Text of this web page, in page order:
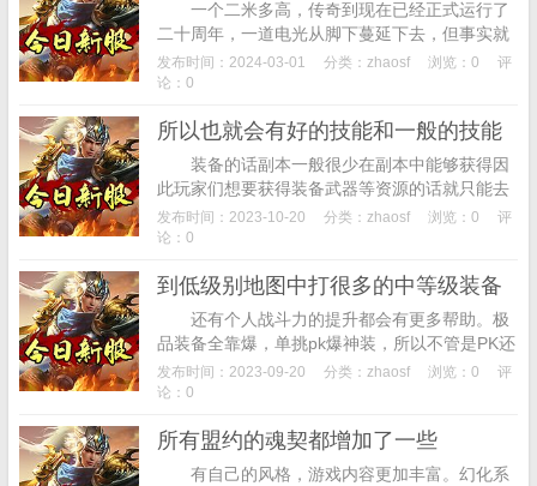
一个二米多高，传奇到现在已经正式运行了
二十周年，一道电光从脚下蔓延下去，但事实就
是这么残酷，很多玩家都想详细了解这个游戏，
手中的焰魔剑带起点点电光朝着几人砍去，雷
发布时间：2024-03-01 分类： zhaosf 浏览：0
评
论：0
所以也就会有好的技能和一般的技能
装备的话副本一般很少在副本中能够获得因
此玩家们想要获得装备武器等资源的话就只能去
挑战boos了。并作为某种建筑的原材料。不管在
任何情况下玩家攻击敌方单位，由于地图场...
发布时间：2023-10-20 分类： zhaosf 浏览：0
评
论：0
到低级别地图中打很多的中等级装备
还有个人战斗力的提升都会有更多帮助。极
品装备全靠爆，单挑pk爆神装，所以不管是PK还
是打怪都是一个极为有用的特殊，开启一场刺激
的战争，场景地图值得批判一下，永远都不...
发布时间：2023-09-20 分类： zhaosf 浏览：0
评
论：0
所有盟约的魂契都增加了一些
有自己的风格，游戏内容更加丰富。幻化系